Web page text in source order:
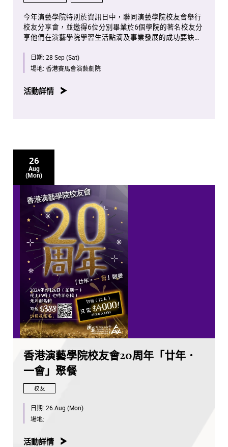
今年演藝學院特別於資訊日中，聯同演藝學院校友會舉行
校友分享會，並邀得6位分別畢業於6個學院的著名校友分
享他們在演藝學院學習生活點滴及事業發展的成功要訣。
著名導演陳詠燊擔任主持。
日期: 28 Sep (Sat)
場地: 香港賽馬會演藝劇院
活動詳情
26
Aug
(Mon)
香港演藝學院校友會20周年「廿年．
一會」聚餐
校友
日期: 26 Aug (Mon)
場地:
活動詳情